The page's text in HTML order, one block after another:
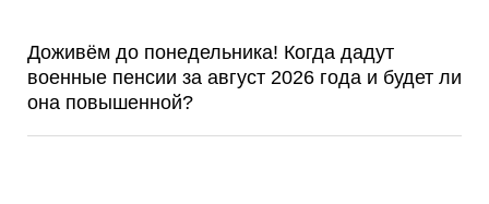
Доживём до понедельника! Когда дадут
военные пенсии за август 2026 года и будет ли
она повышенной?